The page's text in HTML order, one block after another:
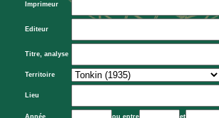
Imprimeur
Editeur
Titre, analyse
Territoire
Lieu
Année ou entre et